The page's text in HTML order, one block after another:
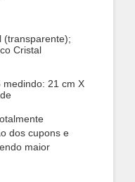
(transparente);
Cristal
medindo: 21 cm X
dos cupons e
maior